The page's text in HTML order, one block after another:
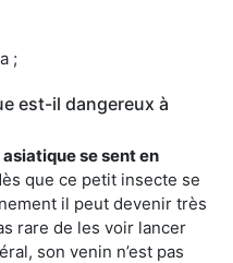
;
est-il dangereux à
se sent en
que ce petit insecte se
il peut devenir très
rare de les voir lancer
son venin n’est pas